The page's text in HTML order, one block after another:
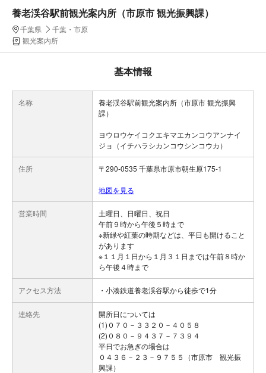
養老渓谷駅前観光案内所（市原市 観光振興課）
千葉県
千葉・市原
観光案内所
基本情報
名称
養老渓谷駅前観光案内所（市原市 観光振興
課）
ヨウロウケイコクエキマエカンコウアンナイ
ジョ（イチハラシカンコウシンコウカ）
住所 〒290-0535 千葉県市原市朝生原175-1
地図を見る
営業時間
土曜日、日曜日、祝日
午前９時から午後５時まで
※新緑や紅葉の時期などは、平日も開けること
があります
※１１月１日から１月３１日までは午前８時か
ら午後４時まで
アクセス方法 ・小湊鉄道養老渓谷駅から徒歩で1分
連絡先
開所日については
(1)０７０－３３２０－４０５８
(2)０８０－９４３７－７３９４
平日でお急ぎの場合は
０４３６－２３－９７５５（市原市 観光振
興課）